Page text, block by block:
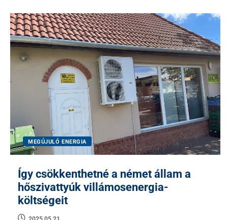
MEGÚJULÓ ENERGIA
Így csökkenthetné a német állam a
hőszivattyúk villámosenergia-
költségeit